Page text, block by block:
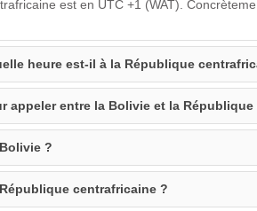
est en UTC +1 (WAT).
heure est-il à la République
appeler entre la Bolivie et la
?
centrafricaine ?